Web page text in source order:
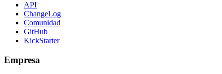
API
ChangeLog
Comunidad
GitHub
KickStarter
Empresa